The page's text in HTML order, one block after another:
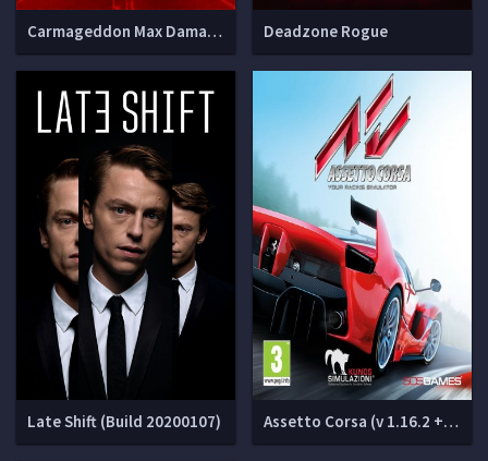
Carmageddon Max Damage [Update 3 + 1 DLC] Deadzone Rogue
Late Shift (Build 20200107) Assetto Corsa (v 1.16.2 + DLCs)